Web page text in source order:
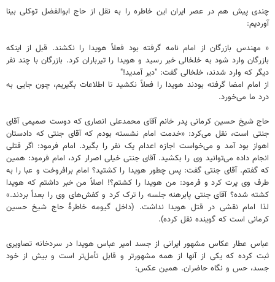
چندی پیش هم در عصر ایران این خاطره را به نقل از حاج ابوالفضل توکلی بینا
آوردیم:
« مهندس بازرگان از امام نامه گرفته بود فعلاً هویدا را نکشند. قبل از اینکه
بازرگان وارد شود به خلخالی خبر رسید و هویدا را تیرباران کرد. بازرگان با چند نفر
دیگر که وارد شدند، خلخالی گفت: "دیر آمدید!"
از امام امضا گرفته بودند هویدا را فعلاً نکشید تا اطلاعات بگیریم، چون جایی به
درد ما می‌خورد.
حاج شیخ حسین کرمانی پدر خانم آقای محمدعلی انصاری که دوست صمیمی آقای
جنتی است، نقل می‌کرد: «خدمت امام نشسته بودم که آقای جنتی که دادستان
اهواز بود آمد و می‌خواست اجازه اعدام یک نفر را بگیرد. امام فرمود: اگر قتلی
انجام داده می‌توانید وی را بکشید. آقای جنتی خیلی اصرار کرد، امام فرمود: همین
که گفتم. آقای جنتی گفت: پس چطور هویدا را کشتید؟ امام برافروخت و عبا را به
طرف وی پرت کرد و فرمود: من هویدا را کشتم؟! اصلاً من خبر داشتم که هویدا
کشته شده؟ آقای جنتی پابرهنه جلسه را ترک کرد و کفش‌های وی را بعداً بردند.»
لذا امام نقشی در قتل هویدا نداشت. (‌داخل گیومه خاطرۀ حاج شیخ حسین
کرمانی است که گوینده نقل کرده).
عباس عطار عکاس مشهور ایرانی از جسد امیر عباس هویدا در سردخانه تصاویری
ثبت کرده که یکی از آنها از همه مشهورتر و قابل تأمل‌تر است و بیش از خود
جسد، حس و نگاه حاضران. همین عکس: